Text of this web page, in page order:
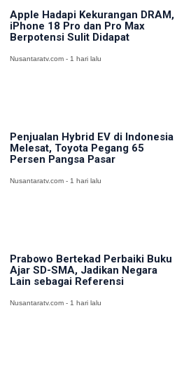
Apple Hadapi Kekurangan DRAM,
iPhone 18 Pro dan Pro Max
Berpotensi Sulit Didapat
Nusantaratv.com - 1 hari lalu
Penjualan Hybrid EV di Indonesia
Melesat, Toyota Pegang 65
Persen Pangsa Pasar
Nusantaratv.com - 1 hari lalu
Prabowo Bertekad Perbaiki Buku
Ajar SD-SMA, Jadikan Negara
Lain sebagai Referensi
Nusantaratv.com - 1 hari lalu